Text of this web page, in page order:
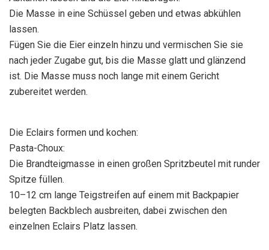
Die Masse in eine Schüssel geben und etwas abkühlen
lassen.
Fügen Sie die Eier einzeln hinzu und vermischen Sie sie
nach jeder Zugabe gut, bis die Masse glatt und glänzend
ist. Die Masse muss noch lange mit einem Gericht
zubereitet werden.
Die Eclairs formen und kochen:
Pasta-Choux:
Die Brandteigmasse in einen großen Spritzbeutel mit runder
Spitze füllen.
10–12 cm lange Teigstreifen auf einem mit Backpapier
belegten Backblech ausbreiten, dabei zwischen den
einzelnen Eclairs Platz lassen.